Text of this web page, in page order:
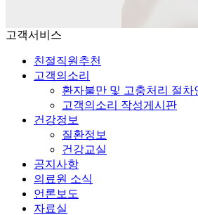
고객서비스
친절직원추천
고객의소리
환자불만 및 고충처리 절차
고객의소리 작성게시판
건강정보
질환정보
건강교실
공지사항
의료원 소식
언론보도
자료실